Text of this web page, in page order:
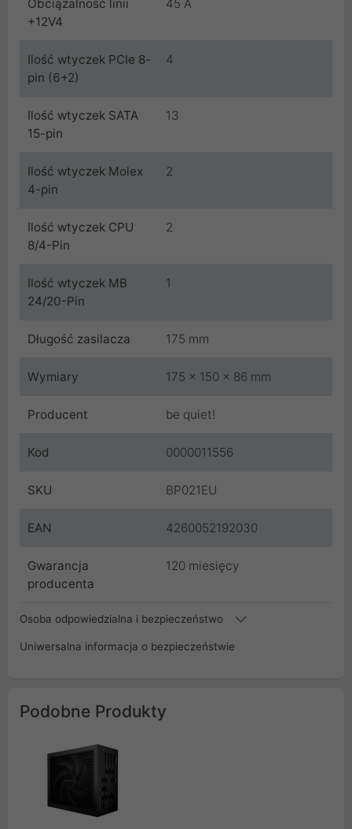
Obciążalność linii
+12V4
45 A
Ilość wtyczek PCIe 8-
pin (6+2)
4
Ilość wtyczek SATA
15-pin
13
Ilość wtyczek Molex
4-pin
2
Ilość wtyczek CPU
8/4-Pin
2
Ilość wtyczek MB
24/20-Pin
1
Długość zasilacza 175 mm
Wymiary 175 x 150 x 86 mm
Producent be quiet!
Kod 0000011556
SKU BP021EU
EAN 4260052192030
Gwarancja
producenta
120 miesięcy
Osoba odpowiedzialna i bezpieczeństwo
Uniwersalna informacja o bezpieczeństwie
Podobne Produkty